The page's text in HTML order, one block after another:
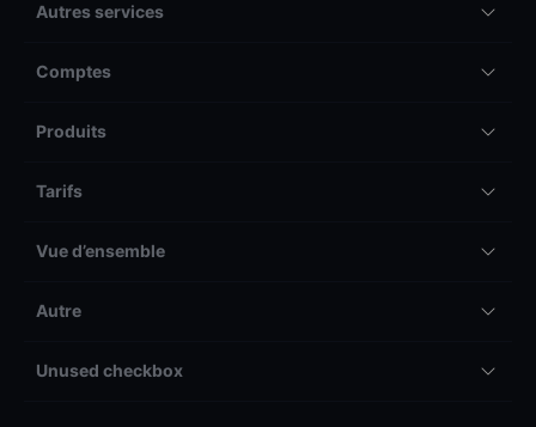
Autres services
Comptes
Produits
Tarifs
Vue d’ensemble
Autre
Unused checkbox